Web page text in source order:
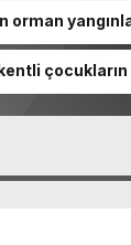
orman